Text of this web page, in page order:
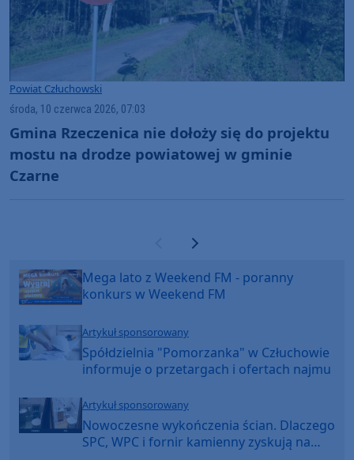
Powiat Człuchowski
środa, 10 czerwca 2026, 07:03
Gmina Rzeczenica nie dołoży się do projektu
mostu na drodze powiatowej w gminie
Czarne
Poprzednia strona
Następna strona
Mega lato z Weekend FM - poranny
konkurs w Weekend FM
Artykuł sponsorowany
Spółdzielnia "Pomorzanka" w Człuchowie
informuje o przetargach i ofertach najmu
Artykuł sponsorowany
Nowoczesne wykończenia ścian. Dlaczego
SPC, WPC i fornir kamienny zyskują na